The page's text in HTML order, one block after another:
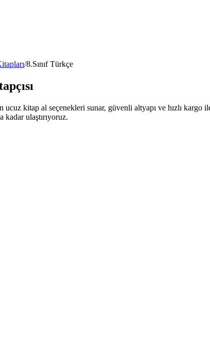
/8.Sınıf Türkçe
kitap al seçenekleri sunar, güvenli altyapı ve hızlı kargo
kadar ulaştırıyoruz.